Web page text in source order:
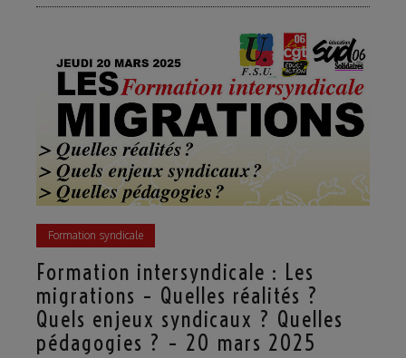
Formation syndicale
Formation intersyndicale : Les
migrations – Quelles réalités ?
Quels enjeux syndicaux ? Quelles
pédagogies ? – 20 mars 2025